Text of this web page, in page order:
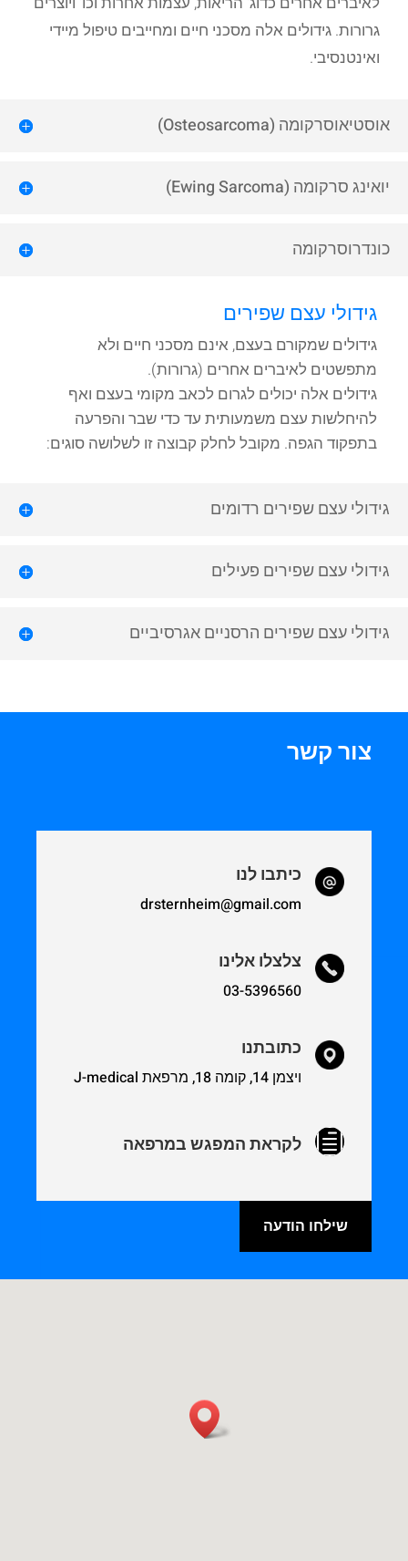
גרורות. גידולים אלה מסכני חיים ומחייבים טיפול מיידי
ואינטנסיבי.
אוסטיאוסרקומה (Osteosarcoma)
יואינג סרקומה (Ewing Sarcoma)
כונדרוסרקומה
גידולי עצם שפירים
גידולים שמקורם בעצם, אינם מסכני חיים ולא
מתפשטים לאיברים אחרים (גרורות).
גידולים אלה יכולים לגרום לכאב מקומי בעצם ואף
להיחלשות עצם משמעותית עד כדי שבר והפרעה
בתפקוד הגפה. מקובל לחלק קבוצה זו לשלושה סוגים:
גידולי עצם שפירים רדומים
גידולי עצם שפירים פעילים
גידולי עצם שפירים הרסניים אגרסיביים
צור קשר
כיתבו לנו
drsternheim@gmail.com
צלצלו אלינו
03-5396560
כתובתנו
ויצמן 14, קומה 18, מרפאת J-medical
h לקראת המפגש במרפאה
שילחו הודעה